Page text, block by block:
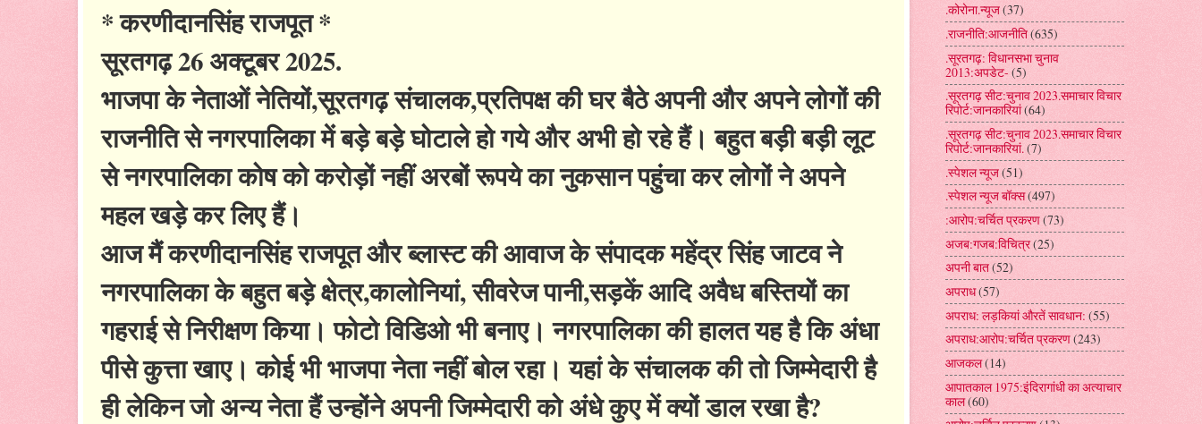
* करणीदानसिंह राजपूत *
सूरतगढ़ 26 अक्टूबर 2025.
भाजपा के नेताओं नेतियों,सूरतगढ़ संचालक,प्रतिपक्ष की घर बैठे अपनी और अपने लोगों की
राजनीति से नगरपालिका में बड़े बड़े घोटाले हो गये और अभी हो रहे हैं। बहुत बड़ी बड़ी लूट
से नगरपालिका कोष को करोड़ों नहीं अरबों रूपये का नुकसान पहुंचा कर लोगों ने अपने
महल खड़े कर लिए हैं।
आज मैं करणीदानसिंह राजपूत और ब्लास्ट की आवाज के संपादक महेंद्र सिंह जाटव ने
नगरपालिका के बहुत बड़े क्षेत्र,कालोनियां, सीवरेज पानी,सड़कें आदि अवैध बस्तियों का
गहराई से निरीक्षण किया। फोटो विडिओ भी बनाए। नगरपालिका की हालत यह है कि अंधा
पीसे कुत्ता खाए। कोई भी भाजपा नेता नहीं बोल रहा। यहां के संचालक की तो जिम्मेदारी है
ही लेकिन जो अन्य नेता हैं उन्होंने अपनी जिम्मेदारी को अंंधे कुए में क्यों डाल रखा है?
.कोरोना.न्यूज(37)
.राजनीति:आजनीति(635)
.सूरतगढ़: विधानसभा चुनाव
2013:अपडेट- (5)
.सूरतगढ़ सीट:चुनाव 2023.समाचार विचार
रिपोर्ट:जानकारियां(64)
.सूरतगढ़ सीट:चुनाव 2023.समाचार विचार
रिपोर्ट:जानकारियां.(7)
.स्पेशल न्यूज(51)
.स्पेशल न्यूज बॉक्स(497)
:आरोप:चर्चित प्रकरण(73)
अजब:गजब:विचित्र(25)
अपनी बात(52)
अपराध(57)
अपराध: लड़कियां औरतें सावधान: (55)
अपराध:आरोप:चर्चित प्रकरण(243)
आजकल(14)
आपातकाल 1975:इंदिरागांधी का अत्याचार
काल(60)